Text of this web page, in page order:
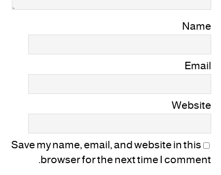
Name
Email
Website
Save my name, email, and website in this
browser for the next time I comment.